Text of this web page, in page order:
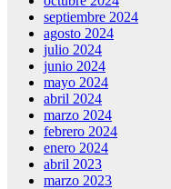
septiembre 2024
agosto 2024
julio 2024
junio 2024
mayo 2024
abril 2024
marzo 2024
febrero 2024
enero 2024
abril 2023
marzo 2023